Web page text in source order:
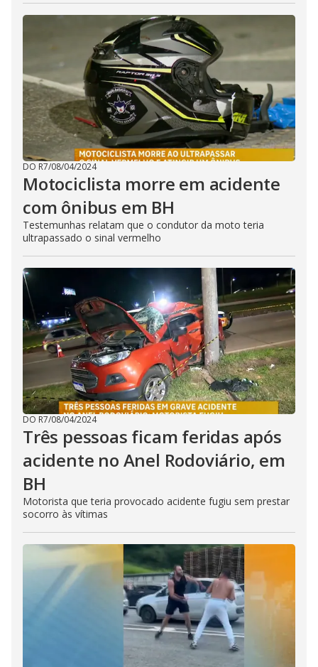
DO R7/08/04/2024
Motociclista morre em acidente
com ônibus em BH
Testemunhas relatam que o condutor da moto teria
ultrapassado o sinal vermelho
DO R7/08/04/2024
Três pessoas ficam feridas após
acidente no Anel Rodoviário, em
BH
Motorista que teria provocado acidente fugiu sem prestar
socorro às vítimas